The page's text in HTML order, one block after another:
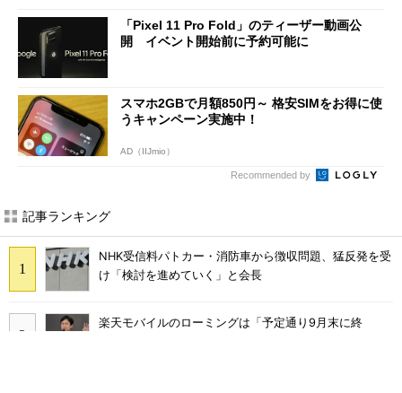
「Pixel 11 Pro Fold」のティーザー動画公
開 イベント開始前に予約可能に
スマホ2GBで月額850円～ 格安SIMをお得に使
うキャンペーン実施中！
AD（IIJmio）
Recommended by
記事ランキング
NHK受信料パトカー・消防車から徴収問題、猛反発を受
け「検討を進めていく」と会長
楽天モバイルのローミングは「予定通り9月末に終